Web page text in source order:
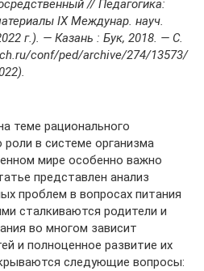
// Педагогика:
IX Междунар. науч.
г.). — Казань : Бук, 2018. — С.
conf/ped/archive/274/13573/
теме рационального
в системе организма
мире особенно важно
представлен анализ
проблем в вопросах питания
сталкиваются родители и
во многом зависит
и полноценное развитие их
следующие вопросы: